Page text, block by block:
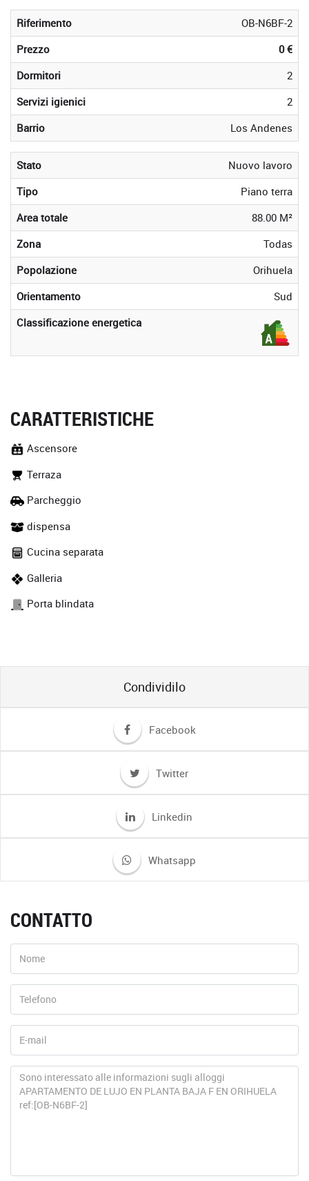
Riferimento
OB-N6BF-2
Prezzo
0 €
Dormitori
2
Servizi igienici
2
Barrio
Los Andenes
Stato
Nuovo lavoro
Tipo
Piano terra
Area totale
88.00 M²
Zona
Todas
Popolazione
Orihuela
Orientamento
Sud
Classificazione energetica
CARATTERISTICHE
Ascensore
Terraza
Parcheggio
dispensa
Cucina separata
Galleria
Porta blindata
Condividilo
Facebook
Twitter
Linkedin
Whatsapp
CONTATTO